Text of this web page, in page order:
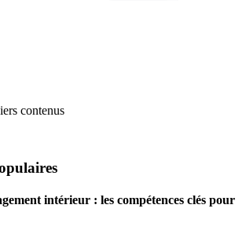
contenus
intérieur : les compétences clés pour